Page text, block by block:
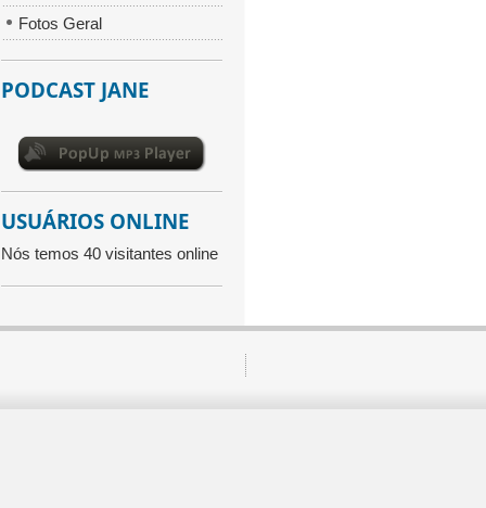
Fotos Geral
PODCAST JANE
USUÁRIOS ONLINE
Nós temos 40 visitantes online